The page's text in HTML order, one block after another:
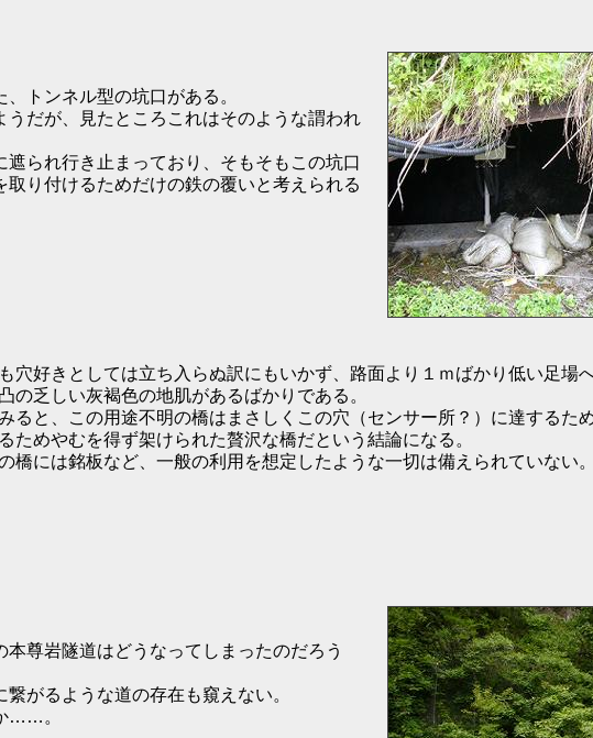
トンネル型の坑口がある。
だが、見たところこれはそのような謂われ
られ行き止まっており、そもそもこの坑口
り付けるためだけの鉄の覆いと考えられる
穴好きとしては立ち入らぬ訳にもいかず、路面より１ｍばかり低い足場へ
の乏しい灰褐色の地肌があるばかりである。
ると、この用途不明の橋はまさしくこの穴（センサー所？）に達するた
ためやむを得ず架けられた贅沢な橋だという結論になる。
橋には銘板など、一般の利用を想定したような一切は備えられていない。
尊岩隧道はどうなってしまったのだろう
がるような道の存在も窺えない。
……。